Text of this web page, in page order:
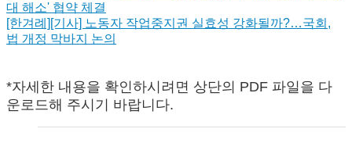
대 해소' 협약 체결
[한겨례][기사] 노동자 작업중지권 실효성 강화될까?…국회,
법 개정 막바지 논의
*자세한 내용을 확인하시려면 상단의 PDF 파일을 다
운로드해 주시기 바랍니다.